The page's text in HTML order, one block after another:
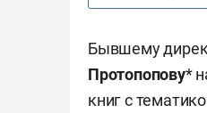
Бывшему
Протопопову*
книг с